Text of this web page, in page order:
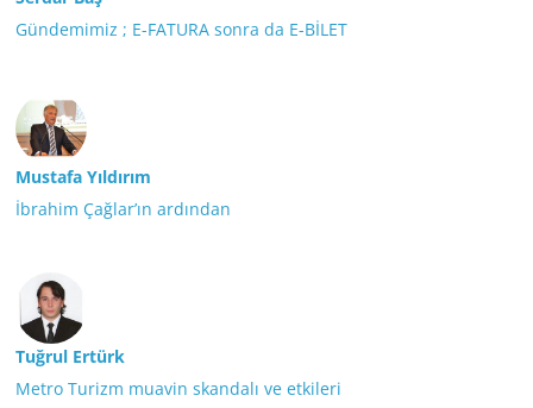
Gündemimiz ; E-FATURA sonra da E-BİLET
Mustafa Yıldırım
İbrahim Çağlar’ın ardından
Tuğrul Ertürk
Metro Turizm muavin skandalı ve etkileri